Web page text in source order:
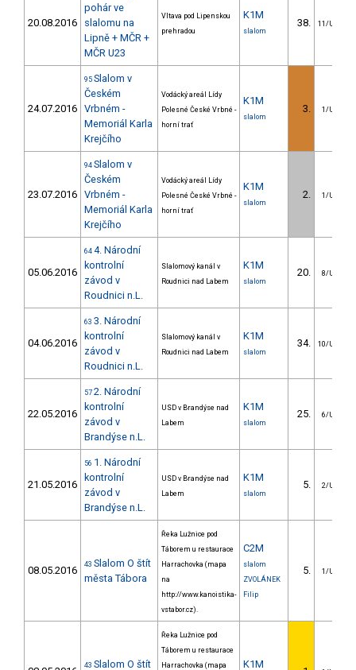
20.08.2016
pohár ve
slalomu na
Lipně + MČR +
MČR U23
Vltava pod Lipenskou
prehradou
K1M
slalom
38. 11/U23
24.07.2016
95 Slalom v
Českém
Vrbném -
Memoriál Karla
Krejčího
Vodácký areál Lídy
Polesné České Vrbné -
horní trať
K1M
slalom
3. 1/U23
23.07.2016
94 Slalom v
Českém
Vrbném -
Memoriál Karla
Krejčího
Vodácký areál Lídy
Polesné České Vrbné -
horní trať
K1M
slalom
2. 1/U23
05.06.2016
64 4. Národní
kontrolní
závod v
Roudnici n.L.
Slalomový kanál v
Roudnici nad Labem
K1M
slalom
20. 8/U23
04.06.2016
63 3. Národní
kontrolní
závod v
Roudnici n.L.
Slalomový kanál v
Roudnici nad Labem
K1M
slalom
34. 10/U23
22.05.2016
57 2. Národní
kontrolní
závod v
Brandýse n.L.
USD v Brandýse nad
Labem
K1M
slalom
25. 6/U23
21.05.2016
56 1. Národní
kontrolní
závod v
Brandýse n.L.
USD v Brandýse nad
Labem
K1M
slalom
5. 2/U23
08.05.2016 43 Slalom O štít
města Tábora
Řeka Lužnice pod
Táborem u restaurace
Harrachovka (mapa
na
http://www.kanoistika-
vstabor.cz).
C2M
slalom
ZVOLÁNEK
Filip
5. 1/U23
43 Slalom O štít
Řeka Lužnice pod
Táborem u restaurace
Harrachovka (mapa
K1M